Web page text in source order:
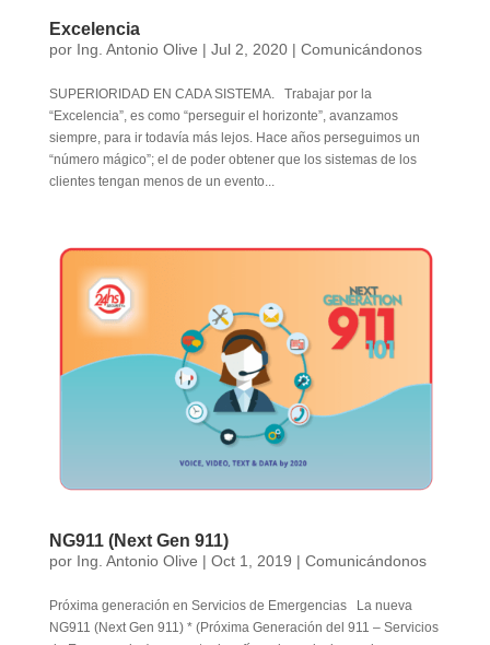
Excelencia
por Ing. Antonio Olive | Jul 2, 2020| Comunicándonos
SUPERIORIDAD EN CADA SISTEMA. Trabajar por la
“Excelencia”, es como “perseguir el horizonte”, avanzamos
siempre, para ir todavía más lejos. Hace años perseguimos un
“número mágico”; el de poder obtener que los sistemas de los
clientes tengan menos de un evento...
NG911 (Next Gen 911)
por Ing. Antonio Olive | Oct 1, 2019 | Comunicándonos
Próxima generación en Servicios de Emergencias La nueva
NG911 (Next Gen 911) * (Próxima Generación del 911 – Servicios